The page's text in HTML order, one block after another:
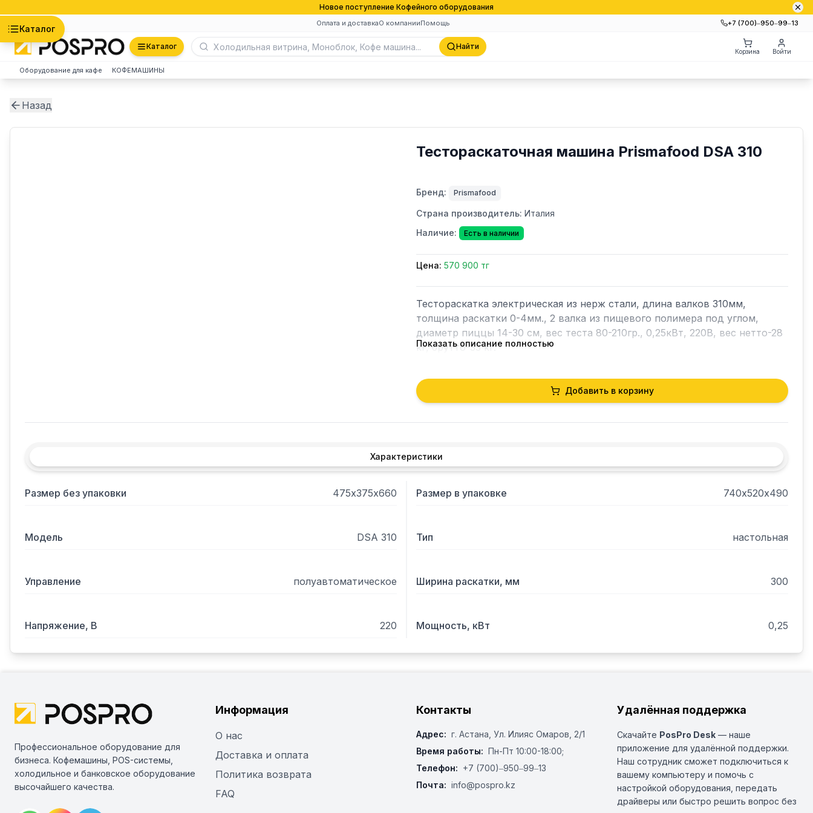
Новое поступление Кофейного оборудования
Оплата и доставкаО компанииПомощь +7 (700)‒950‒99‒13
Каталог
Каталог Найти
Корзина Войти
Оборудование для кафе КОФЕМАШИНЫ
Назад
Тестораскаточная машина Prismafood DSA 310
Бренд: Prismafood
Страна производитель: Италия
Наличие:
Есть в наличии
Цена: 570 900 тг
Тестораскатка электрическая из нерж стали, длина валков 310мм,
толщина раскатки 0-4мм., 2 валка из пищевого полимера под углом,
диаметр пиццы 14-30 см, вес теста 80-210гр., 0,25кВт, 220В, вес нетто-28
кг, брутто-35 кг.
Показать описание полностью
Добавить в корзину
Характеристики
Размер без упаковки 475х375х660 Размер в упаковке 740х520х490
Модель DSA 310 Тип настольная
Управление полуавтоматическое Ширина раскатки, мм 300
Напряжение, В 220 Мощность, кВт 0,25
Профессиональное оборудование для
бизнеса. Кофемашины, POS-системы,
холодильное и банковское оборудование
высочайшего качества.
Информация
О нас
Доставка и оплата
Политика возврата
FAQ
Контакты
Адрес: г. Астана, ​Ул. Илияс Омаров, 2/1
Время работы: Пн-Пт 10:00-18:00;
Телефон: +7 (700)‒950‒99‒13
Почта: info@pospro.kz
Удалённая поддержка
Скачайте PosPro Desk — наше
приложение для удалённой поддержки.
Наш сотрудник сможет подключиться к
вашему компьютеру и помочь с
настройкой оборудования, передать
драйверы или быстро решить вопрос без